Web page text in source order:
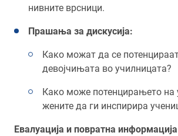
нивните врсници.
Прашања за дискусија:
Како можат да се
девојчињата во училницата?
Како може потенцирањето на
жените да ги инспирира
Евалуација и повратна информација